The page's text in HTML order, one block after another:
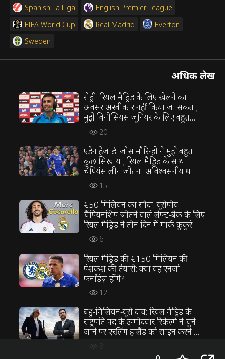
Spanish La Liga
English Premier League
FIFA World Cup
Real Madrid
Everton
Sweden
अधिक लेख
रोड्री: रियल मैड्रिड के लिए खेलने का
अवसर अस्वीकार नहीं किया जा सकता;
मुझे विनीसियस जूनियर के लिए बहुत
सम्मान है
20
एडेन हेज़ार्ड: जोस मौरिन्हो ने मुझे बहुत
कुछ सिखाया; रियल मैड्रिड के साथ
चैंपियंस लीग जीतना अविश्वसनीय था
15
€50 मिलियन का सौदा: यूरोपीय
चैंपियनशिप जीतने वाले लेफ्ट-बैक के लिए
रियल मैड्रिड ने तीन दिन में मार्क कुकुरेला
ट्रांसफर फाइनल किया
6
रियल मैड्रिड की €150 मिलियन की
पेशकश की तैयारी: क्या यह एनजो
फर्नांडेज़ होंगे?
12
बहु-मिलियन-यूरो दांव: रियल मैड्रिड के
राष्ट्रपति पद के उम्मीदवार रिकेल्मे ने चुने
जाने पर एरलिंग हालैंड को साइन करने का
वादा किया